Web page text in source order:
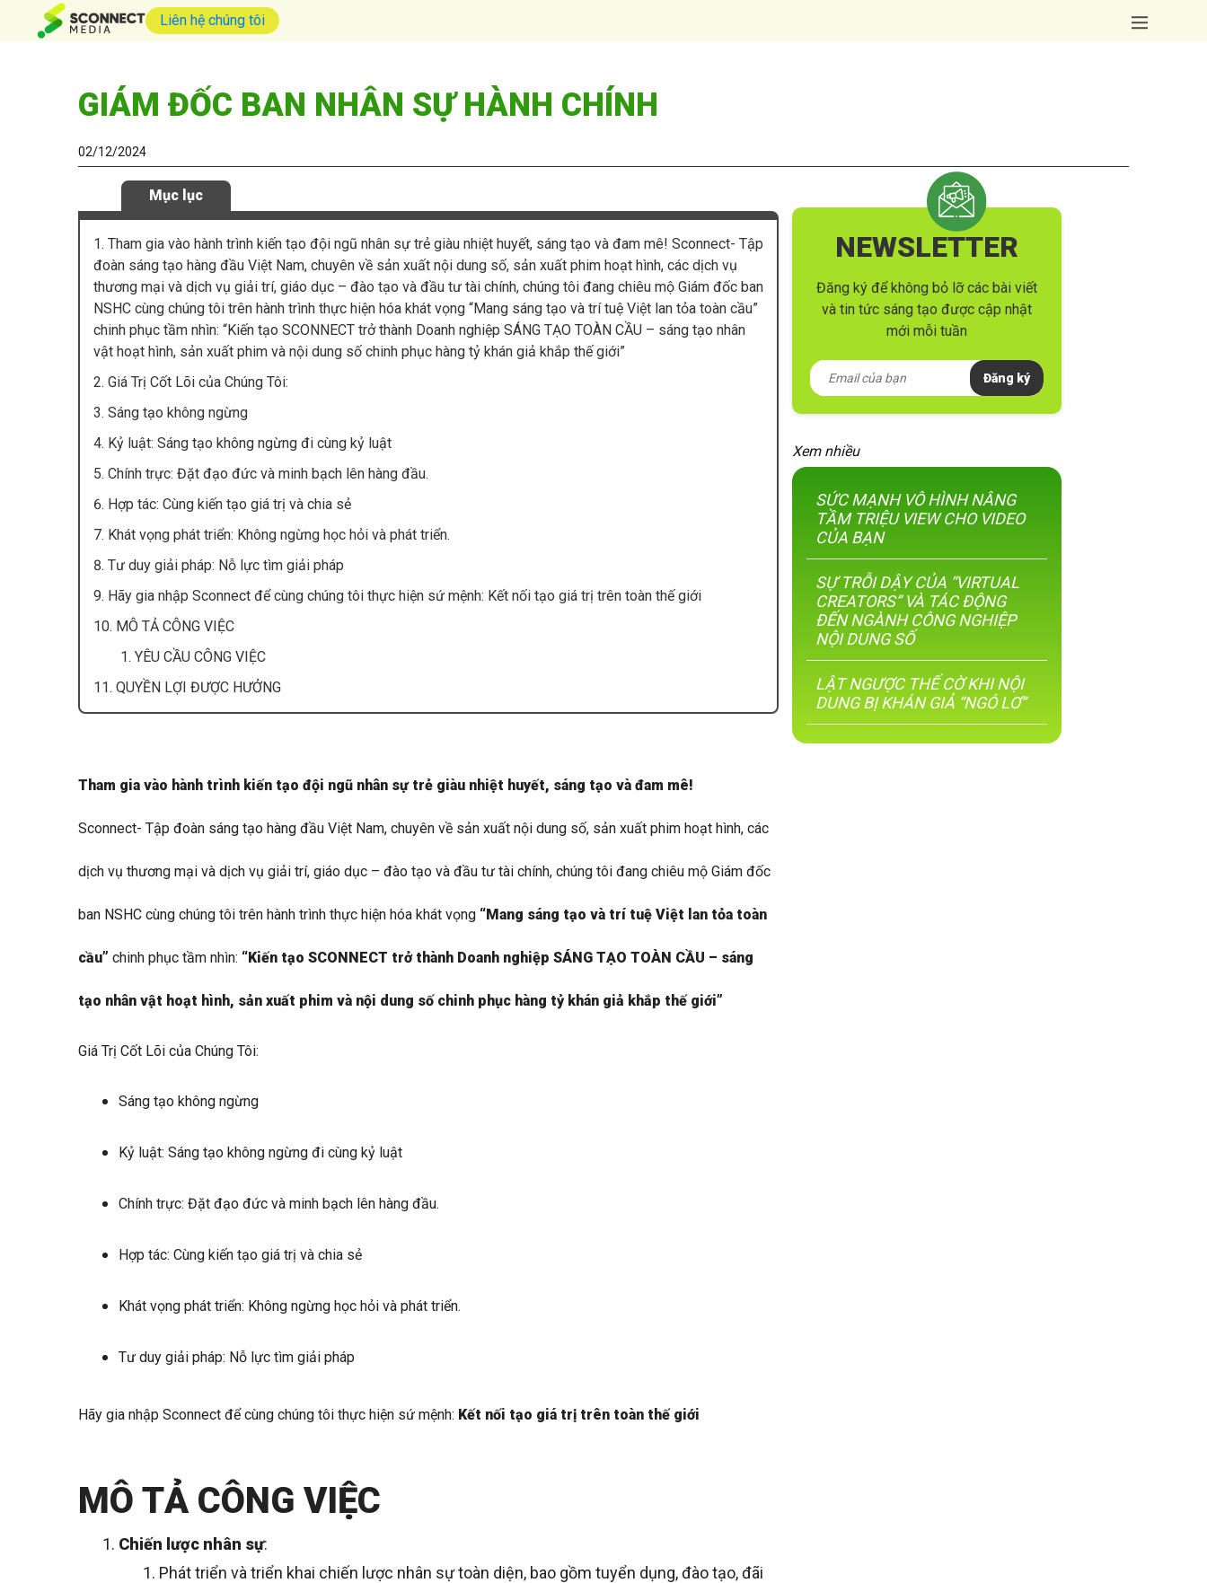
Liên hệ chúng tôi
GIÁM ĐỐC BAN NHÂN SỰ HÀNH CHÍNH
02/12/2024
Mục lục
1. Tham gia vào hành trình kiến tạo đội ngũ nhân sự trẻ giàu nhiệt huyết, sáng tạo và đam mê! Sconnect- Tập
đoàn sáng tạo hàng đầu Việt Nam, chuyên về sản xuất nội dung số, sản xuất phim hoạt hình, các dịch vụ
thương mại và dịch vụ giải trí, giáo dục – đào tạo và đầu tư tài chính, chúng tôi đang chiêu mộ Giám đốc ban
NSHC cùng chúng tôi trên hành trình thực hiện hóa khát vọng “Mang sáng tạo và trí tuệ Việt lan tỏa toàn cầu”
chinh phục tầm nhìn: “Kiến tạo SCONNECT trở thành Doanh nghiệp SÁNG TẠO TOÀN CẦU – sáng tạo nhân
vật hoạt hình, sản xuất phim và nội dung số chinh phục hàng tỷ khán giả khắp thế giới”
2. Giá Trị Cốt Lõi của Chúng Tôi:
3. Sáng tạo không ngừng
4. Kỷ luật: Sáng tạo không ngừng đi cùng kỷ luật
5. Chính trực: Đặt đạo đức và minh bạch lên hàng đầu.
6. Hợp tác: Cùng kiến tạo giá trị và chia sẻ
7. Khát vọng phát triển: Không ngừng học hỏi và phát triển.
8. Tư duy giải pháp: Nỗ lực tìm giải pháp
9. Hãy gia nhập Sconnect để cùng chúng tôi thực hiện sứ mệnh: Kết nối tạo giá trị trên toàn thế giới
10. MÔ TẢ CÔNG VIỆC
1. YÊU CẦU CÔNG VIỆC
11. QUYỀN LỢI ĐƯỢC HƯỞNG
Tham gia vào hành trình kiến tạo đội ngũ nhân sự trẻ giàu nhiệt huyết, sáng tạo và đam mê!
Sconnect- Tập đoàn sáng tạo hàng đầu Việt Nam, chuyên về sản xuất nội dung số, sản xuất phim hoạt hình, các
dịch vụ thương mại và dịch vụ giải trí, giáo dục – đào tạo và đầu tư tài chính, chúng tôi đang chiêu mộ Giám đốc
ban NSHC cùng chúng tôi trên hành trình thực hiện hóa khát vọng “Mang sáng tạo và trí tuệ Việt lan tỏa toàn
cầu” chinh phục tầm nhìn: “Kiến tạo SCONNECT trở thành Doanh nghiệp SÁNG TẠO TOÀN CẦU – sáng
tạo nhân vật hoạt hình, sản xuất phim và nội dung số chinh phục hàng tỷ khán giả khắp thế giới”
Giá Trị Cốt Lõi của Chúng Tôi:
Sáng tạo không ngừng
Kỷ luật: Sáng tạo không ngừng đi cùng kỷ luật
Chính trực: Đặt đạo đức và minh bạch lên hàng đầu.
Hợp tác: Cùng kiến tạo giá trị và chia sẻ
Khát vọng phát triển: Không ngừng học hỏi và phát triển.
Tư duy giải pháp: Nỗ lực tìm giải pháp
Hãy gia nhập Sconnect để cùng chúng tôi thực hiện sứ mệnh: Kết nối tạo giá trị trên toàn thế giới
MÔ TẢ CÔNG VIỆC
Chiến lược nhân sự:
Phát triển và triển khai chiến lược nhân sự toàn diện, bao gồm tuyển dụng, đào tạo, đãi
NEWSLETTER
Đăng ký để không bỏ lỡ các bài viết
và tin tức sáng tạo được cập nhật
mới mỗi tuần
Đăng ký
Xem nhiều
SỨC MẠNH VÔ HÌNH NÂNG
TẦM TRIỆU VIEW CHO VIDEO
CỦA BẠN
SỰ TRỖI DẬY CỦA “VIRTUAL
CREATORS” VÀ TÁC ĐỘNG
ĐẾN NGÀNH CÔNG NGHIỆP
NỘI DUNG SỐ
LẬT NGƯỢC THẾ CỜ KHI NỘI
DUNG BỊ KHÁN GIẢ “NGÓ LƠ”